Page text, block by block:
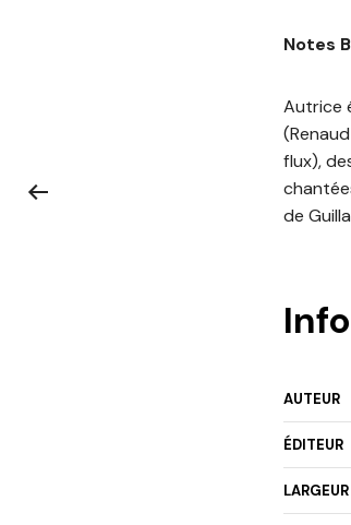
Notes
Autrice
flux),
de
AUTEUR
ÉDITEUR